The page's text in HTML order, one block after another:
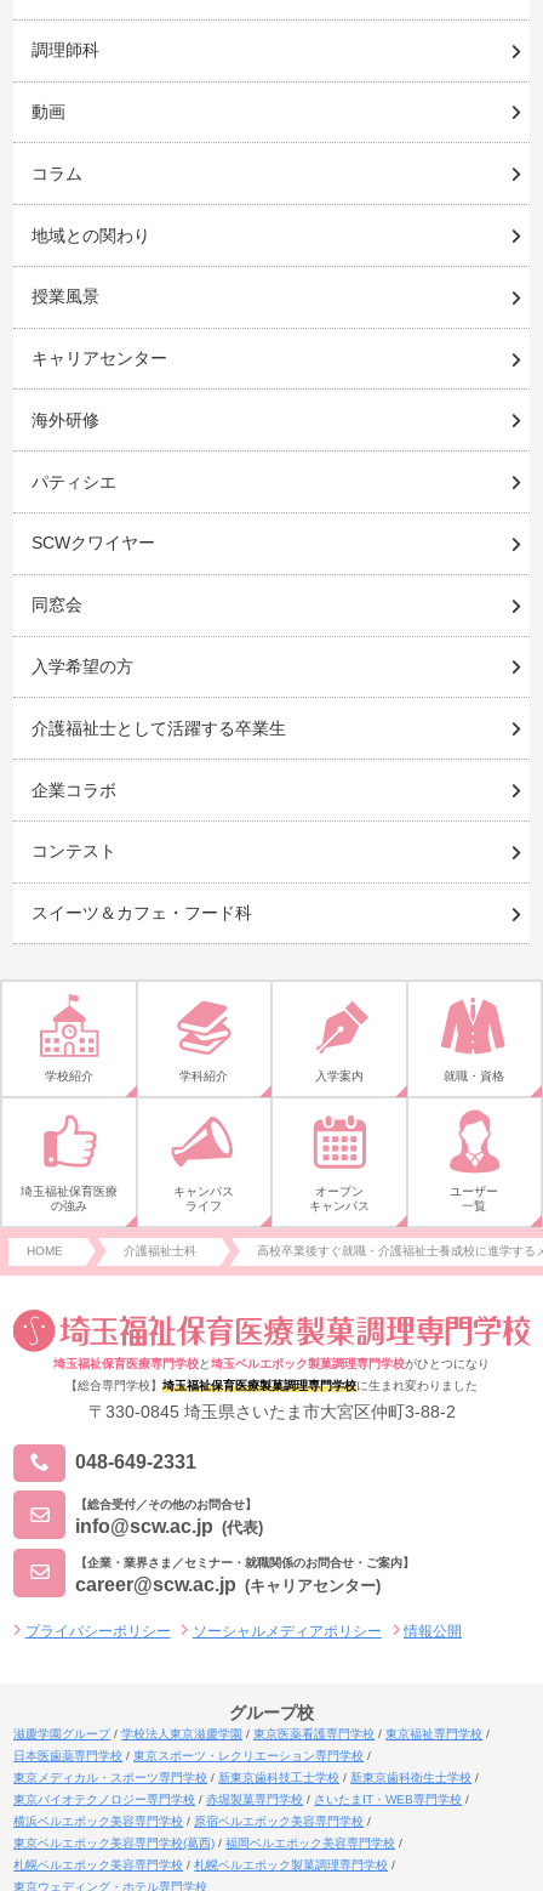
調理師科
動画
コラム
地域との関わり
授業風景
キャリアセンター
海外研修
パティシエ
SCWクワイヤー
同窓会
入学希望の方
介護福祉士として活躍する卒業生
企業コラボ
コンテスト
スイーツ＆カフェ・フード科
学校紹介 学科紹介 入学案内 就職・資格
埼玉福祉保育医療
の強み
キャンパス
ライフ
オープン
キャンパス
ユーザー
一覧
HOME 介護福祉士科 高校卒業後すぐ就職・介護福祉士養成校に進学する
埼玉福祉保育医療専門学校と埼玉ベルエポック製菓調理専門学校がひとつになり
【総合専門学校】 埼玉福祉保育医療製菓調理専門学校に生まれ変わりました
〒330-0845 埼玉県さいたま市大宮区仲町3-88-2
048-649-2331
【総合受付／その他のお問合せ】
info@scw.ac.jp (代表)
【企業・業界さま／セミナー・就職関係のお問合せ・ご案内】
career@scw.ac.jp (キャリアセンター)
プライバシーポリシー ソーシャルメディアポリシー 情報公開
グループ校
滋慶学園グループ 学校法人東京滋慶学園 東京医薬看護専門学校
東京福祉専門学校
日本医歯薬専門学校
東京スポーツ・レクリエーション専門学校
東京メディカル・スポーツ専門学校
新東京歯科技工士学校
新東京歯科衛生士学校
東京バイオテクノロジー専門学校
赤堀製菓専門学校
さいたまIT・WEB専門学校
横浜ベルエポック美容専門学校
原宿ベルエポック美容専門学校
東京ベルエポック美容専門学校(葛西)
福岡ベルエポック美容専門学校
札幌ベルエポック美容専門学校
札幌ベルエポック製菓調理専門学校
東京ウェディング・ホテル専門学校